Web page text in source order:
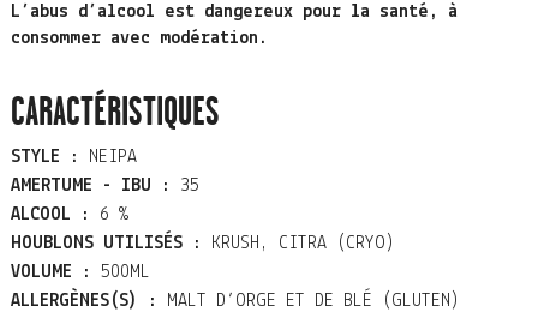
L’abus d’alcool est dangereux pour la santé, à
consommer avec modération.
CARACTÉRISTIQUES
STYLE :
NEIPA
AMERTUME - IBU :
35
ALCOOL :
6 %
HOUBLONS UTILISÉS :
KRUSH, CITRA (CRYO)
VOLUME :
500ML
ALLERGÈNES(S) :
MALT D’ORGE ET DE BLÉ (GLUTEN)